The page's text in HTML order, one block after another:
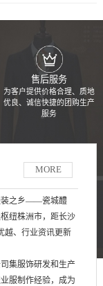
售后服务
为客户提供价格合理、质地
优良、诚信快捷的团购生产
服务
MORE
装之乡——瓷城醴
纽株洲市，距长沙
越、行业资讯更新
集服饰研发和生产
服制作经验，成为